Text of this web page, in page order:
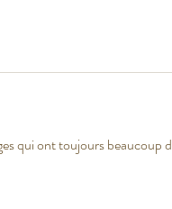
qui ont toujours beaucoup